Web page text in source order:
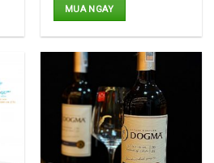
MUA NGAY